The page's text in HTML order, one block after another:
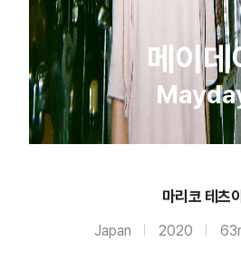
메이데
마리코 테츠
Japan 2020